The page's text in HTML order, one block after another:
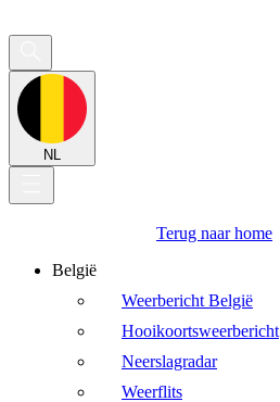
NL
Terug naar home
België
Weerbericht België
Hooikoortsweerbericht
Neerslagradar
Weerflits